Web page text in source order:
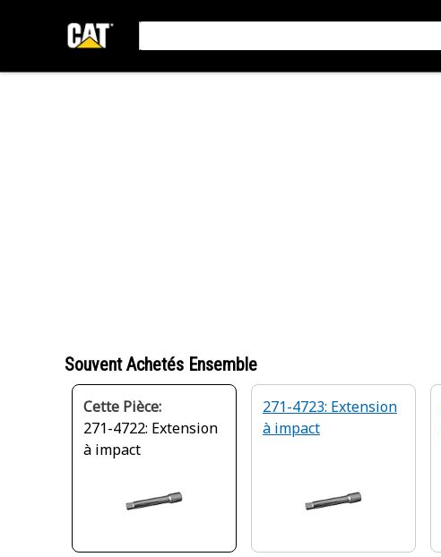
Souvent Achetés Ensemble
Cette Pièce:
271-4722: Extension
à impact
271-4723: Extension
à impact